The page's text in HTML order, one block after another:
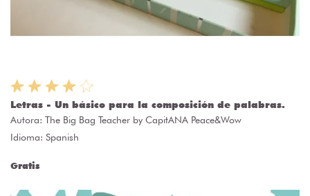
Letras - Un básico para la composición de palabras.
Autora: The Big Bag Teacher by CapitANA Peace&Wow
Idioma: Spanish
Gratis